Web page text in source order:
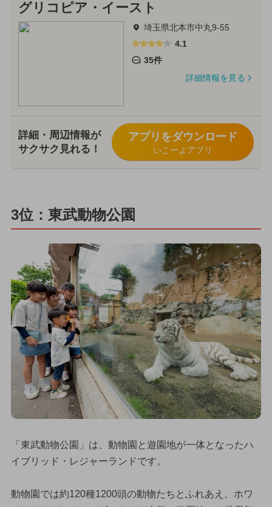
グリコピア・イースト
埼玉県北本市中丸9-55
4.1
35件
詳細情報を見る
詳細・周辺情報が
サクサク見れる！
アプリをダウンロード
いこーよアプリ
3位：東武動物公園
「東武動物公園」は、動物園と遊園地が一体となったハ
イブリッド・レジャーランドです。
動物園では約120種1200頭の動物たちとふれあえ、ホワ